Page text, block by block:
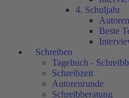
4. Schuljahr
Beste
Schreiben
Tagebuch -
Schreibzeit
Autorenrunde
Schreibberatung